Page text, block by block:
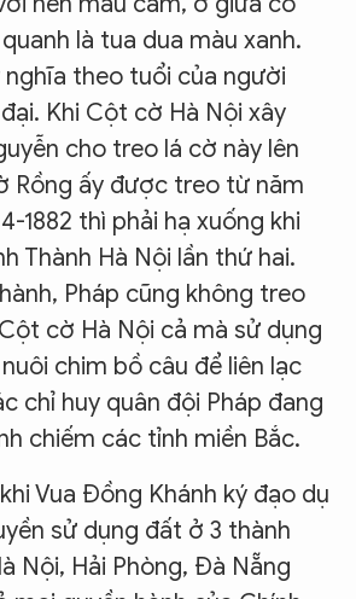
là tua dua màu xanh.
nghĩa theo tuổi của người
Khi Cột cờ Hà Nội xây
cho treo lá cờ này lên
Rồng ấy được treo từ năm
1882 thì phải hạ xuống khi
Thành Hà Nội lần thứ hai.
Pháp cũng không treo
cờ Hà Nội cả mà sử dụng
chim bồ câu để liên lạc
chỉ huy quân đội Pháp đang
chiếm các tỉnh miền Bắc.
Vua Đồng Khánh ký đạo dụ
sử dụng đất ở 3 thành
Nội, Hải Phòng, Đà Nẵng